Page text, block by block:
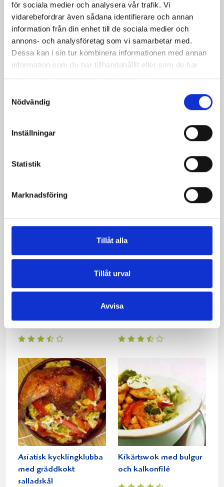
för sociala medier och analysera vår trafik. Vi
vidarebefordrar även sådana identifierare och annan
information från din enhet till de sociala medier och
annons- och analysföretag som vi samarbetar med.
Dessa kan i sin tur kombinera informationen med annan
information som du har tillhandahållit eller som de har
samlat in när du har använt deras tjänster.
Nödvändig
Inställningar
Statistik
Marknadsföring
Tillåt alla
Tillåt urval
Avvisa
Skinkgryta med curry Italiensk kyckling
Kycklingpastagratäng
Höstrisotto med kassler Partajkyckling
Asiatisk kycklingklubba
med gräddkokt
salladskål
Kikärtswok med bulgur
och kalkonfilé